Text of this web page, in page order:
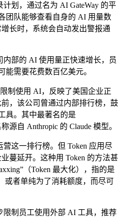
划，通过名为 AI GateWay 的平
团队能够查看自身的 AI 用量数
长时，系统会自动发出警报通
内部的 AI 使用量正快速增长，员
能需要花费数百亿美元。
制使用 AI，反映了美国企业正
，该公司曾通过内部排行榜，鼓
具。其中最著名的是
源自 Anthropic 的 Claude 模型。
这一排行榜。但 Token 应用尽
蔓延开。这种用 Token 的方法甚
（Token 最大化），指的是
或者单纯为了消耗额度，而尽可
限制员工使用外部 AI 工具，推荐